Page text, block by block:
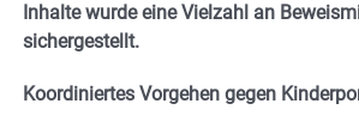
Inhalte wurde eine Vielzahl an
sichergestellt.
Koordiniertes Vorgehen gegen